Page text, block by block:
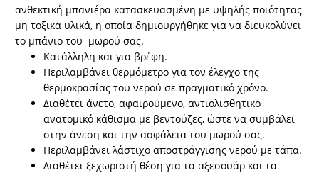
ανθεκτική μπανιέρα κατασκευασμένη με υψηλής ποιότητας
μη τοξικά υλικά, η οποία δημιουργήθηκε για να διευκολύνει
το μπάνιο του μωρού σας.
Κατάλληλη και για βρέφη.
Περιλαμβάνει θερμόμετρο για τον έλεγχο της
θερμοκρασίας του νερού σε πραγματικό χρόνο.
Διαθέτει άνετο, αφαιρούμενο, αντιολισθητικό
ανατομικό κάθισμα με βεντούζες, ώστε να συμβάλει
στην άνεση και την ασφάλεια του μωρού σας.
Περιλαμβάνει λάστιχο αποστράγγισης νερού με τάπα.
Διαθέτει ξεχωριστή θέση για τα αξεσουάρ και τα